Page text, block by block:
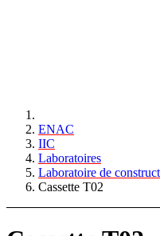
ENAC
IIC
Laboratoires
Laboratoire de
Cassette T02